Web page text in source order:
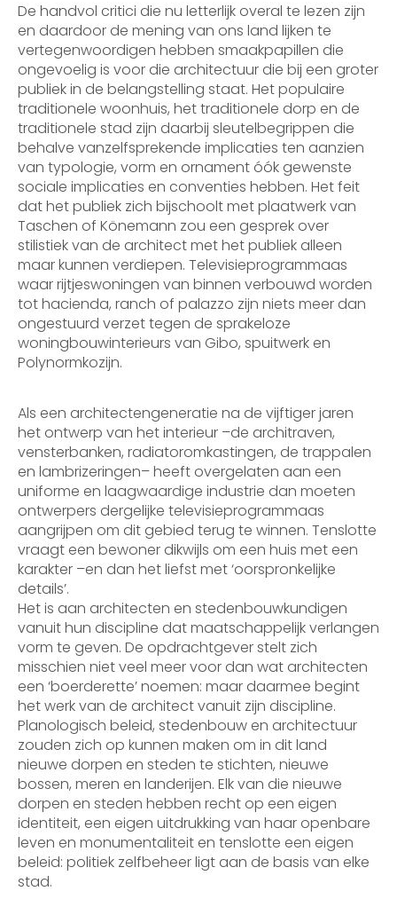
De handvol critici die nu letterlijk overal te lezen zijn
en daardoor de mening van ons land lijken te
vertegenwoordigen hebben smaakpapillen die
ongevoelig is voor die architectuur die bij een groter
publiek in de belangstelling staat. Het populaire
traditionele woonhuis, het traditionele dorp en de
traditionele stad zijn daarbij sleutelbegrippen die
behalve vanzelfsprekende implicaties ten aanzien
van typologie, vorm en ornament óók gewenste
sociale implicaties en conventies hebben. Het feit
dat het publiek zich bijschoolt met plaatwerk van
Taschen of Könemann zou een gesprek over
stilistiek van de architect met het publiek alleen
maar kunnen verdiepen. Televisieprogrammaas
waar rijtjeswoningen van binnen verbouwd worden
tot hacienda, ranch of palazzo zijn niets meer dan
ongestuurd verzet tegen de sprakeloze
woningbouwinterieurs van Gibo, spuitwerk en
Polynormkozijn.
Als een architectengeneratie na de vijftiger jaren
het ontwerp van het interieur –de architraven,
vensterbanken, radiatoromkastingen, de trappalen
en lambrizeringen– heeft overgelaten aan een
uniforme en laagwaardige industrie dan moeten
ontwerpers dergelijke televisieprogrammaas
aangrijpen om dit gebied terug te winnen. Tenslotte
vraagt een bewoner dikwijls om een huis met een
karakter –en dan het liefst met ‘oorspronkelijke
details’.
Het is aan architecten en stedenbouwkundigen
vanuit hun discipline dat maatschappelijk verlangen
vorm te geven. De opdrachtgever stelt zich
misschien niet veel meer voor dan wat architecten
een ‘boerderette’ noemen: maar daarmee begint
het werk van de architect vanuit zijn discipline.
Planologisch beleid, stedenbouw en architectuur
zouden zich op kunnen maken om in dit land
nieuwe dorpen en steden te stichten, nieuwe
bossen, meren en landerijen. Elk van die nieuwe
dorpen en steden hebben recht op een eigen
identiteit, een eigen uitdrukking van haar openbare
leven en monumentaliteit en tenslotte een eigen
beleid: politiek zelfbeheer ligt aan de basis van elke
stad.